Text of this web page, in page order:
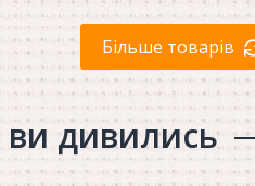
Більше товарів
дивились